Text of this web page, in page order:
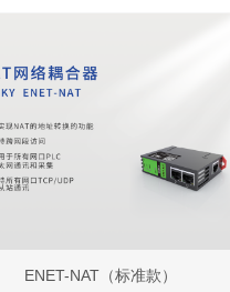
ENET-NAT（标准款）